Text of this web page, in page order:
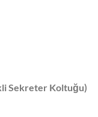
Sekreter Koltuğu)